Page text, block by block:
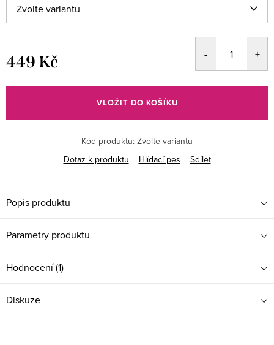
449 Kč
cena:
VLOŽIT DO KOŠÍKU
Kód produktu: Zvolte variantu
Dotaz k produktu
Hlídací pes Sdílet
Popis produktu
Parametry produktu
Hodnocení (1)
Diskuze